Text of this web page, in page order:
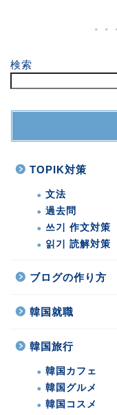
検索
TOPIK対策
文法
過去問
쓰기 作文対策
읽기 読解対策
ブログの作り方
韓国就職
韓国旅行
韓国カフェ
韓国グルメ
韓国コスメ